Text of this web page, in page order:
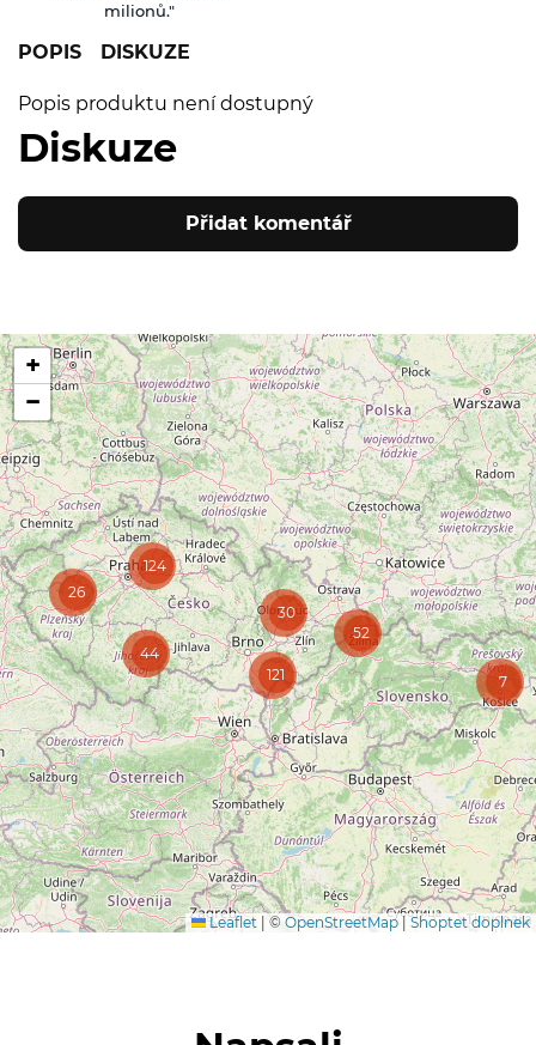
milionů."
POPIS DISKUZE
Popis produktu není dostupný
Diskuze
Přidat komentář
26
124
52
44
30
121 7
+
−
Leaflet © OpenStreetMap |Shoptet doplnek